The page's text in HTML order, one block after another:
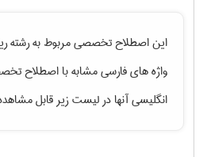
این اصطلاح تخصصی مربوط به رشته
واژه های فارسی مشابه با اصطلاح
انگلیسی آنها در لیست زیر قابل